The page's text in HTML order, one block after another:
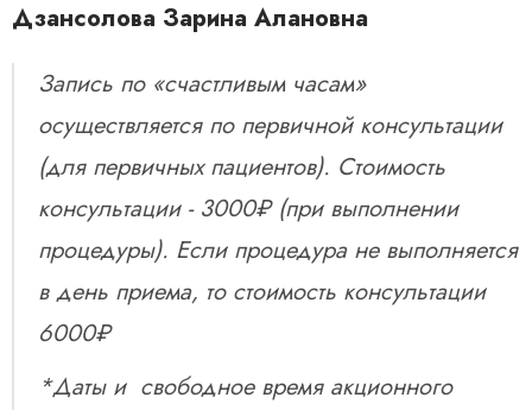
Дзансолова Зарина Алановна
Запись по «счастливым часам»
осуществляется по первичной консультации
(для первичных пациентов). Стоимость
консультации - 3000₽ (при выполнении
процедуры). Если процедура не выполняется
в день приема, то стоимость консультации
6000₽
*Даты и свободное время акционного